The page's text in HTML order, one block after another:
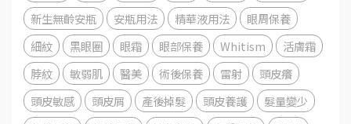
新生無齡安瓶
安瓶用法 精華液用法
眼周保養
細紋
黑眼圈 眼霜 眼部保養 Whitism
活膚霜
脖紋
敏弱肌 醫美 術後保養 雷射
頭皮癢
頭皮敏感
頭皮屑 產後掉髮 頭皮養護
髮量變少